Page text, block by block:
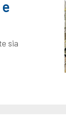
sia